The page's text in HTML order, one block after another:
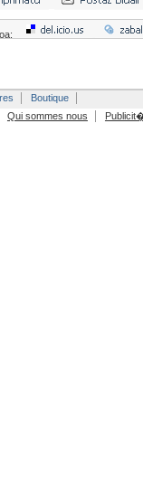
Boutique
Qui sommes nous